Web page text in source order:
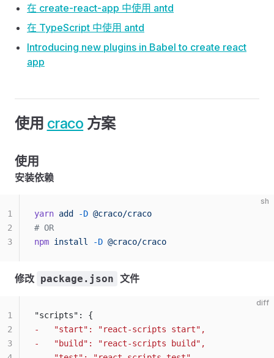
在 create-react-app 中使用 antd
在 TypeScript 中使用 antd
Introducing new plugins in Babel to create react
app
使用 craco 方案
使用
安装依赖
sh
yarn add -D @craco/craco
# OR
npm install -D @craco/craco
1
2
3
修改 package.json 文件
diff
"scripts": {
-   "start": "react-scripts start",
-   "build": "react-scripts build",
1
2
3